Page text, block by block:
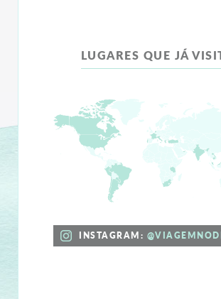
LUGARES QUE JÁ
INSTAGRAM: